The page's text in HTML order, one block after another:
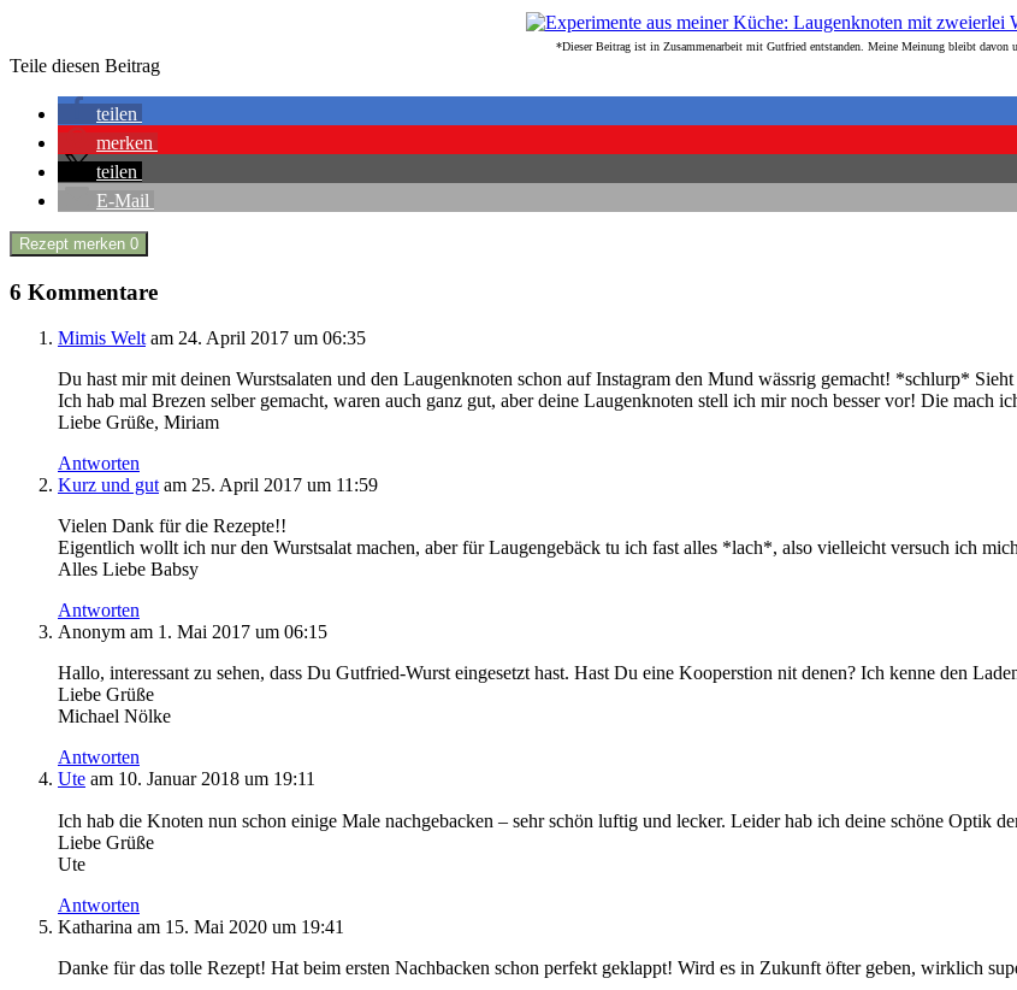
*Dieser Beitrag ist in Zusammenarbeit mit Gutfried entstanden. Meine Meinung bleibt davon
Teile diesen Beitrag
teilen
merken
teilen
E-Mail
Rezept merken 0
6 Kommentare
Mimis Welt am 24. April 2017 um 06:35
Du hast mir mit deinen Wurstsalaten und den Laugenknoten schon auf Instagram den Mund wässrig gemacht! *schlurp*
Ich hab mal Brezen selber gemacht, waren auch ganz gut, aber deine Laugenknoten stell ich mir noch besser vor! Die mach
Liebe Grüße, Miriam
Antworten
Kurz und gut am 25. April 2017 um 11:59
Vielen Dank für die Rezepte!!
Eigentlich wollt ich nur den Wurstsalat machen, aber für Laugengebäck tu ich fast alles *lach*, also vielleicht versuch ich
Alles Liebe Babsy
Antworten
Anonym am 1. Mai 2017 um 06:15
Hallo, interessant zu sehen, dass Du Gutfried-Wurst eingesetzt hast. Hast Du eine Kooperstion nit denen? Ich kenne den
Liebe Grüße
Michael Nölke
Antworten
Ute am 10. Januar 2018 um 19:11
Ich hab die Knoten nun schon einige Male nachgebacken – sehr schön luftig und lecker. Leider hab ich deine schöne Optik
Liebe Grüße
Ute
Antworten
Katharina am 15. Mai 2020 um 19:41
Danke für das tolle Rezept! Hat beim ersten Nachbacken schon perfekt geklappt! Wird es in Zukunft öfter geben, wirklich